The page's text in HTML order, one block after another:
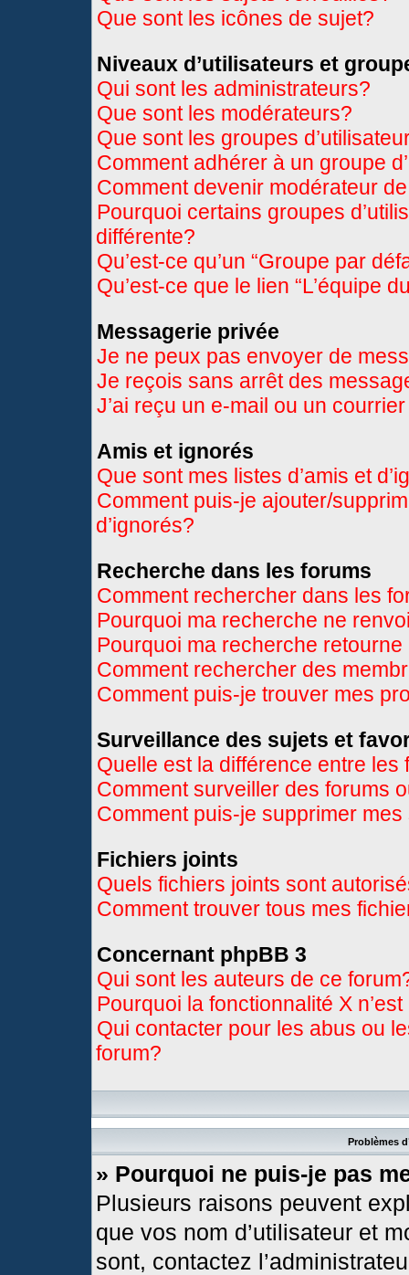
Que sont les icônes de sujet?
Niveaux d’utilisateurs et
Qui sont les administrateurs?
Que sont les modérateurs?
Que sont les groupes
Comment adhérer à un groupe
Comment devenir modérateur
Pourquoi certains groupes
différente?
Qu’est-ce qu’un “Groupe par
Qu’est-ce que le lien “L’équipe
Messagerie privée
Je ne peux pas envoyer de
Je reçois sans arrêt des
J’ai reçu un e-mail ou un
Amis et ignorés
Que sont mes listes d’amis et
Comment puis-je ajouter/
d’ignorés?
Recherche dans les forums
Comment rechercher dans les
Pourquoi ma recherche ne
Pourquoi ma recherche
Comment rechercher des
Comment puis-je trouver mes
Surveillance des sujets et
Quelle est la différence entre
Comment surveiller des forums
Comment puis-je supprimer
Fichiers joints
Quels fichiers joints sont
Comment trouver tous mes
Concernant phpBB 3
Qui sont les auteurs de ce
Pourquoi la fonctionnalité X
Qui contacter pour les abus ou
forum?
Problèmes
» Pourquoi ne puis-je pas
Plusieurs raisons peuvent
que vos nom d’utilisateur et
sont, contactez